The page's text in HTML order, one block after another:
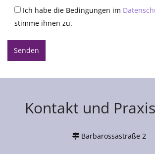
Ich habe die Bedingungen im
stimme ihnen zu.
Kontakt und
Barbarossastraße 2